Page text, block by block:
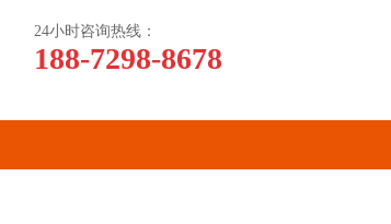
24小时咨询热线：
188-7298-8678